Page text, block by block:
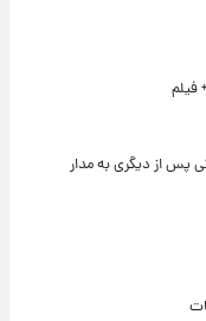
از دیگری به مدار